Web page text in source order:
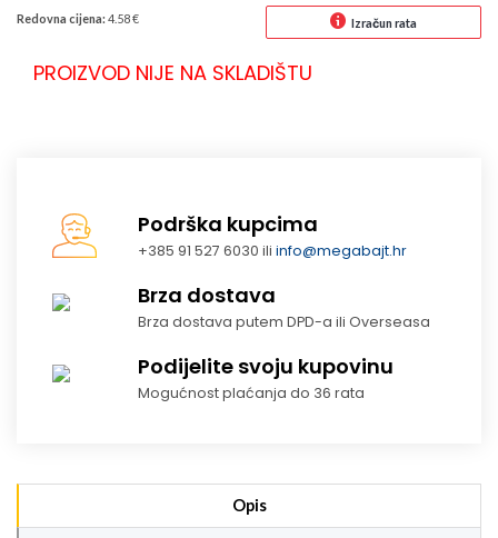
Redovna cijena: 4.58 € Izračun rata
PROIZVOD NIJE NA SKLADIŠTU
Podrška kupcima
+385 91 527 6030 iliinfo@megabajt.hr
Brza dostava
Brza dostava putem DPD-a ili Overseasa
Podijelite svoju kupovinu
Mogućnost plaćanja do 36 rata
Opis